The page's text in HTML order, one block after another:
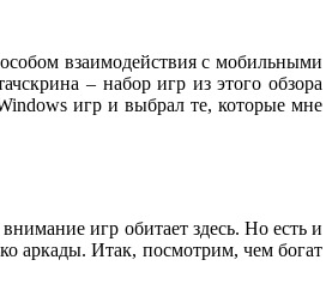
взаимодействия с мобильными
– набор игр из этого обзора
игр и выбрал те, которые мне
игр обитает здесь. Но есть и
аркады. Итак, посмотрим, чем богат